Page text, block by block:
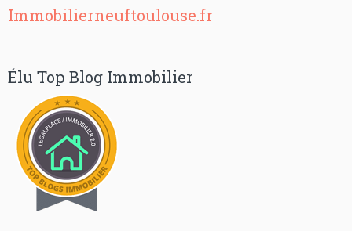
Immobilierneuftoulouse.fr
Élu Top Blog Immobilier